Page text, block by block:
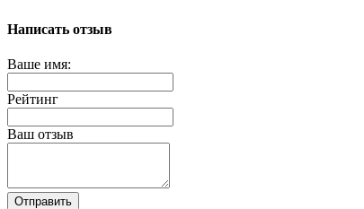
Написать отзыв
Ваше имя:
Рейтинг
Ваш отзыв
Отправить